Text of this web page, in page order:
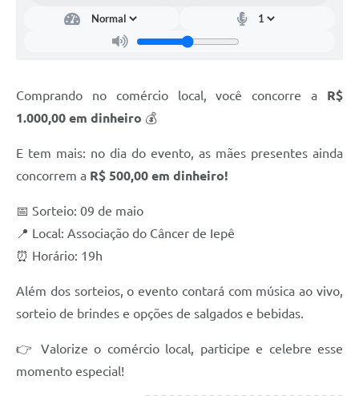
Acessibilidade
Links
Serviços Online
Telefones Úteis
A Prefeitura
Serviço de Informação ao Cidadão (SIC)
Comprando no comércio local, você concorre a R$
1.000,00 em dinheiro 💰
E tem mais: no dia do evento, as mães presentes ainda
concorrem a R$ 500,00 em dinheiro!
📅 Sorteio: 09 de maio
📍 Local: Associação do Câncer de Iepê
⏰ Horário: 19h
Além dos sorteios, o evento contará com música ao vivo,
sorteio de brindes e opções de salgados e bebidas.
👉 Valorize o comércio local, participe e celebre esse
momento especial!